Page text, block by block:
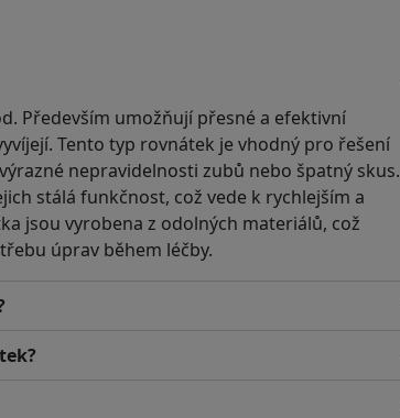
Především umožňují přesné a efektivní
Tento typ rovnátek je vhodný pro řešení
nepravidelnosti zubů nebo špatný skus.
stálá funkčnost, což vede k rychlejším a
jsou vyrobena z odolných materiálů, což
úprav během léčby.